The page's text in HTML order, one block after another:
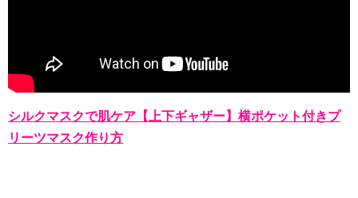
シルクマスクで肌ケア【上下ギャザー】横ポケット付きプ
リーツマスク作り方